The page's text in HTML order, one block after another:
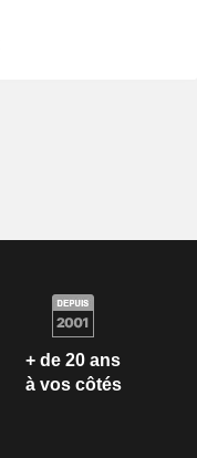
+ de 20 ans
à vos côtés